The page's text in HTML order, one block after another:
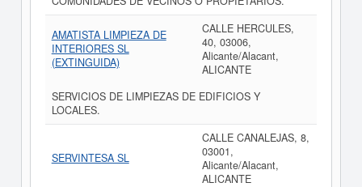
AMATISTA LIMPIEZA DE
INTERIORES SL
(EXTINGUIDA)
CALLE HERCULES,
40, 03006,
Alicante/Alacant,
ALICANTE
SERVICIOS DE LIMPIEZAS DE EDIFICIOS Y
LOCALES.
SERVINTESA SL
CALLE CANALEJAS, 8,
03001,
Alicante/Alacant,
ALICANTE